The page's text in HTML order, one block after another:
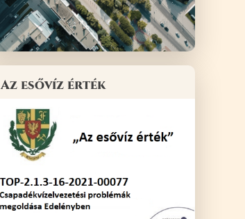
Az esővíz érték